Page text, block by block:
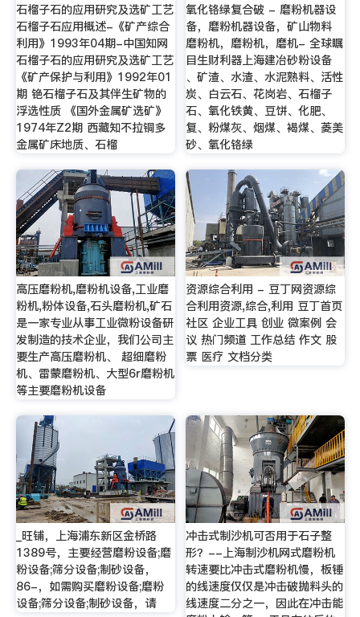
石榴子石的应用研究及选矿工艺
石榴子石应用概述-《矿产综合
利用》1993年04期-中国知网
石榴子石的应用研究及选矿工艺
《矿产保护与利用》1992年01
期 铯石榴子石及其伴生矿物的
浮选性质 《国外金属矿选矿》
1974年Z2期 西藏知不拉铜多
金属矿床地质、石榴
氧化铬绿复合破 - 磨粉机器设
备，磨粉机器设备，矿山物料
磨粉机，磨粉机，磨机- 全球瞩
目生财利器上海建冶砂粉设备
、矿渣、水渣、水泥熟料、活性
炭、白云石、花岗岩、石榴子
石、氧化铁黄、豆饼、化肥、
复、粉煤灰、烟煤、褐煤、菱美
砂、氧化铬绿
高压磨粉机,磨粉机设备,工业磨
粉机,粉体设备,石头磨粉机,矿石
是一家专业从事工业微粉设备研
发制造的技术企业，我们公司主
要生产高压磨粉机、 超细磨粉
机、雷蒙磨粉机、大型6r磨粉机
等主要磨粉机设备
资源综合利用 - 豆丁网资源综
合利用资源,综合,利用 豆丁首页
社区 企业工具 创业 微案例 会
议 热门频道 工作总结 作文 股
票 医疗 文档分类
_旺铺，上海浦东新区金桥路
1389号，主要经营磨粉设备;磨
粉设备;筛分设备;制砂设备，
86-，如需购买磨粉设备;磨粉
设备;筛分设备;制砂设备，请
冲击式制沙机可否用于石子整
形？--上海制沙机网式磨粉机
转速要比冲击式磨粉机慢，板锤
的线速度仅仅是冲击破抛料头的
线速度二分之一，因此在冲击能